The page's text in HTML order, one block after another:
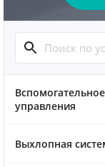
управления
Выхлопная